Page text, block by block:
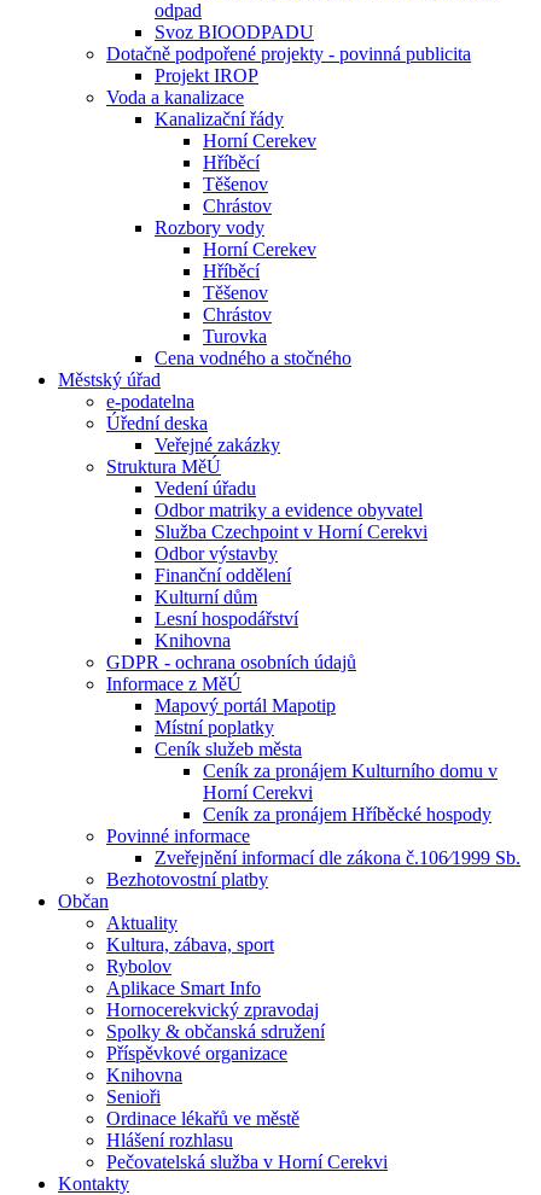
odpad
Svoz BIOODPADU
Dotačně podpořené projekty - povinná publicita
Projekt IROP
Voda a kanalizace
Kanalizační řády
Horní Cerekev
Hříběcí
Těšenov
Chrástov
Rozbory vody
Horní Cerekev
Hříběcí
Těšenov
Chrástov
Turovka
Cena vodného a stočného
Městský úřad
e-podatelna
Úřední deska
Veřejné zakázky
Struktura MěÚ
Vedení úřadu
Odbor matriky a evidence obyvatel
Služba Czechpoint v Horní Cerekvi
Odbor výstavby
Finanční oddělení
Kulturní dům
Lesní hospodářství
Knihovna
GDPR - ochrana osobních údajů
Informace z MěÚ
Mapový portál Mapotip
Místní poplatky
Ceník služeb města
Ceník za pronájem Kulturního domu v
Horní Cerekvi
Ceník za pronájem Hříběcké hospody
Povinné informace
Zveřejnění informací dle zákona č.106⁄1999 Sb.
Bezhotovostní platby
Občan
Aktuality
Kultura, zábava, sport
Rybolov
Aplikace Smart Info
Hornocerekvický zpravodaj
Spolky & občanská sdružení
Příspěvkové organizace
Knihovna
Senioři
Ordinace lékařů ve městě
Hlášení rozhlasu
Pečovatelská služba v Horní Cerekvi
Kontakty